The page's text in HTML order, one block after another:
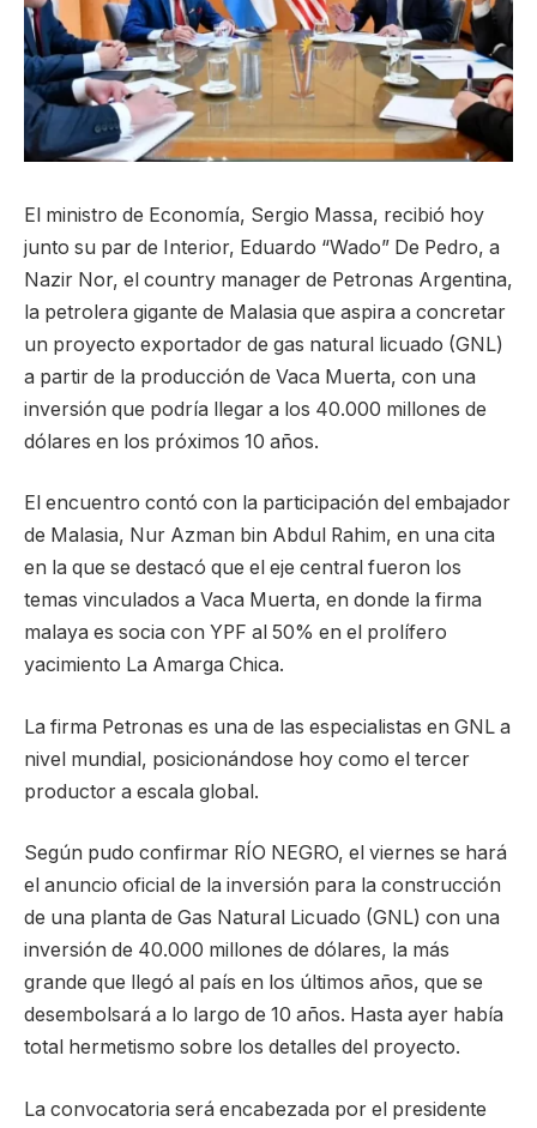
El ministro de Economía, Sergio Massa, recibió hoy
junto su par de Interior, Eduardo “Wado” De Pedro, a
Nazir Nor, el country manager de Petronas Argentina,
la petrolera gigante de Malasia que aspira a concretar
un proyecto exportador de gas natural licuado (GNL)
a partir de la producción de Vaca Muerta, con una
inversión que podría llegar a los 40.000 millones de
dólares en los próximos 10 años.
El encuentro contó con la participación del embajador
de Malasia, Nur Azman bin Abdul Rahim, en una cita
en la que se destacó que el eje central fueron los
temas vinculados a Vaca Muerta, en donde la firma
malaya es socia con YPF al 50% en el prolífero
yacimiento La Amarga Chica.
La firma Petronas es una de las especialistas en GNL a
nivel mundial, posicionándose hoy como el tercer
productor a escala global.
Según pudo confirmar RÍO NEGRO, el viernes se hará
el anuncio oficial de la inversión para la construcción
de una planta de Gas Natural Licuado (GNL) con una
inversión de 40.000 millones de dólares, la más
grande que llegó al país en los últimos años, que se
desembolsará a lo largo de 10 años. Hasta ayer había
total hermetismo sobre los detalles del proyecto.
La convocatoria será encabezada por el presidente